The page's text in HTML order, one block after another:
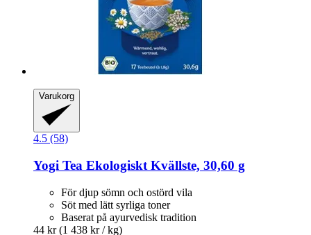
Varukorg
4.5 (58)
Yogi Tea Ekologiskt Kvällste, 30,60 g
För djup sömn och ostörd vila
Söt med lätt syrliga toner
Baserat på ayurvedisk tradition
44 kr (1 438 kr / kg)